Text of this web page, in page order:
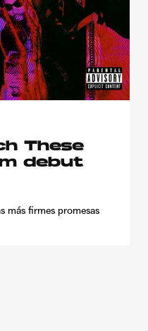
These
debut
más firmes promesas